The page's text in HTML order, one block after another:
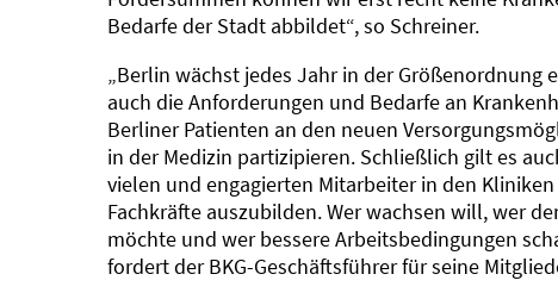
Bedarfe der Stadt abbildet“, so Schreiner.
„Berlin wächst jedes Jahr in der Größenordnung
auch die Anforderungen und Bedarfe an
Berliner Patienten an den neuen
in der Medizin partizipieren. Schließlich gilt es
vielen und engagierten Mitarbeiter in den
Fachkräfte auszubilden. Wer wachsen will, wer
möchte und wer bessere Arbeitsbedingungen
fordert der BKG-Geschäftsführer für seine